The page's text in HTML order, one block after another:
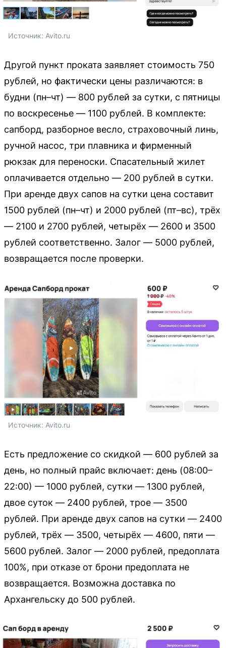
Источник: Avito.ru
Другой пункт проката заявляет стоимость 750
рублей, но фактически цены различаются: в
будни (пн–чт) — 800 рублей за сутки, с пятницы
по воскресенье — 1100 рублей. В комплекте:
сапборд, разборное весло, страховочный линь,
ручной насос, три плавника и фирменный
рюкзак для переноски. Спасательный жилет
оплачивается отдельно — 200 рублей в сутки.
При аренде двух сапов на сутки цена составит
1500 рублей (пн–чт) и 2000 рублей (пт–вс), трёх
— 2100 и 2700 рублей, четырёх — 2600 и 3500
рублей соответственно. Залог — 5000 рублей,
возвращается после проверки.
Источник: Avito.ru
Есть предложение со скидкой — 600 рублей за
день, но полный прайс включает: день (08:00–
22:00) — 1000 рублей, сутки — 1300 рублей,
двое суток — 2400 рублей, трое — 3500
рублей. При аренде двух сапов на сутки — 2400
рублей, трёх — 3500, четырёх — 4600, пяти —
5600 рублей. Залог — 2000 рублей, предоплата
100%, при отказе от брони предоплата не
возвращается. Возможна доставка по
Архангельску до 500 рублей.